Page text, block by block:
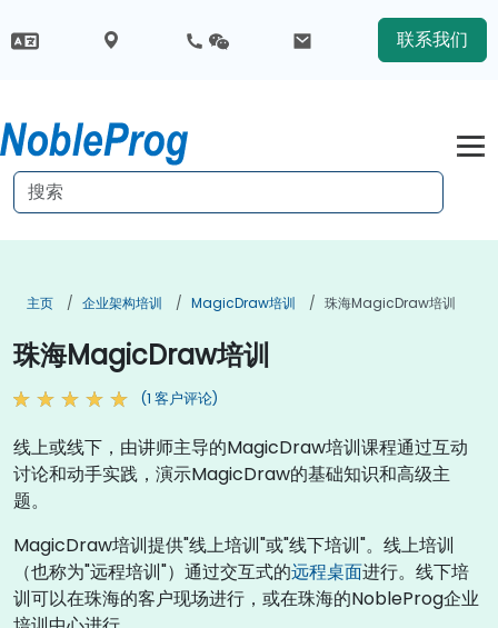
联系我们
主页 企业架构培训 MagicDraw培训 珠海MagicDraw培训
珠海MagicDraw培训
(1 客户评论)
线上或线下，由讲师主导的MagicDraw培训课程通过互动
讨论和动手实践，演示MagicDraw的基础知识和高级主
题。
MagicDraw培训提供"线上培训"或"线下培训"。线上培训
（也称为"远程培训"）通过交互式的远程桌面进行。线下培
训可以在珠海的客户现场进行，或在珠海的NobleProg企业